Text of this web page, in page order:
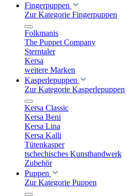
Fingerpuppen
Zur Kategorie Fingerpuppen
Folkmanis
The Puppet Company
Sterntaler
Kersa
weitere Marken
Kasperlepuppen
Zur Kategorie Kasperlepuppen
Kersa Classic
Kersa Beni
Kersa Lina
Kersa Kalli
Tütenkasper
tschechisches Kunsthandwerk
Zubehör
Puppen
Zur Kategorie Puppen